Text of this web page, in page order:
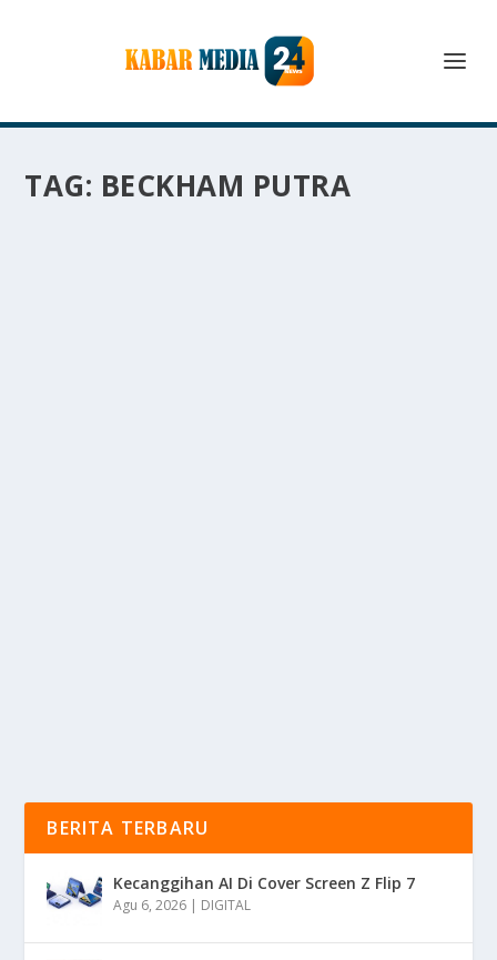
TAG: BECKHAM PUTRA
BERITA TERBARU
Kecanggihan AI Di Cover Screen Z Flip 7
Agu 6, 2026 | DIGITAL